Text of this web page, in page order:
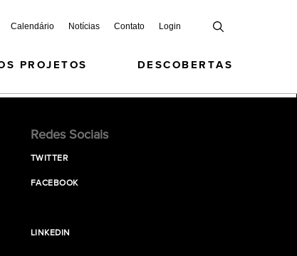
Calendário Notícias Contato Login
PROJETOS DESCOBERTAS
Redes Sociais
TWITTER
FACEBOOK
LINKEDIN